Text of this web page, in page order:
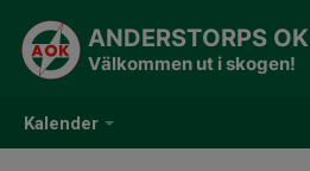
Kalender
ANDERSTORPS OK
Välkommen ut i skogen!